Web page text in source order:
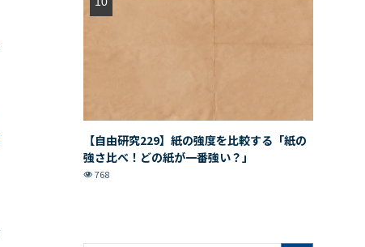
【自由研究229】紙の強度を比較する「紙の
強さ比べ！どの紙が一番強い？」
768